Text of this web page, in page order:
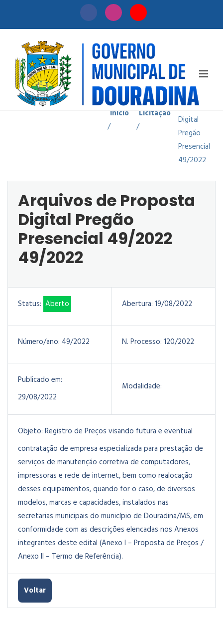
Início
/
Licitação
/
Arquivos
de
Proposta
Digital
Pregão
Presencial
49/2022
Arquivos de Proposta
Digital Pregão
Presencial 49/2022
49/2022
Status: Aberto Abertura: 19/08/2022
Número/ano: 49/2022 N. Processo: 120/2022
Publicado em:
29/08/2022
Modalidade:
Objeto: Registro de Preços visando futura e eventual
contratação de empresa especializada para prestação de
serviços de manutenção corretiva de computadores,
impressoras e rede de internet, bem como realocação
desses equipamentos, quando for o caso, de diversos
modelos, marcas e capacidades, instalados nas
secretarias municipais do município de Douradina/MS, em
conformidade com as descrições elencadas nos Anexos
integrantes deste edital (Anexo I – Proposta de Preços /
Anexo II – Termo de Referência).
Voltar